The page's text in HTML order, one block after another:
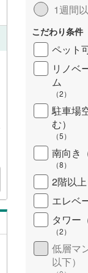
1週間
こだわり条件
ペット
リノベ
ム
（2）
駐車場
む）
（5）
南向き
（8）
2階以上
エレベ
タワー
（2）
低層マ
以下）